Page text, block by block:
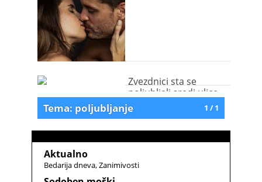
Zvezdnici sta se
poljubljali sredi ulice
1 / 1
Tema: poljubljanje
Aktualno
Bedarija dneva Zanimivosti